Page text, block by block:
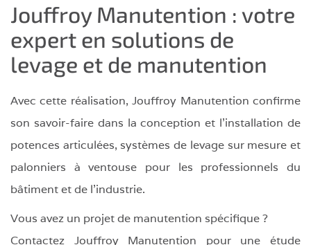
Jouffroy Manutention : votre
expert en solutions de
levage et de manutention
Avec cette réalisation, Jouffroy Manutention confirme
son savoir-faire dans la conception et l’installation de
potences articulées, systèmes de levage sur mesure et
palonniers à ventouse pour les professionnels du
bâtiment et de l’industrie.
Vous avez un projet de manutention spécifique ?
Contactez Jouffroy Manutention pour une étude